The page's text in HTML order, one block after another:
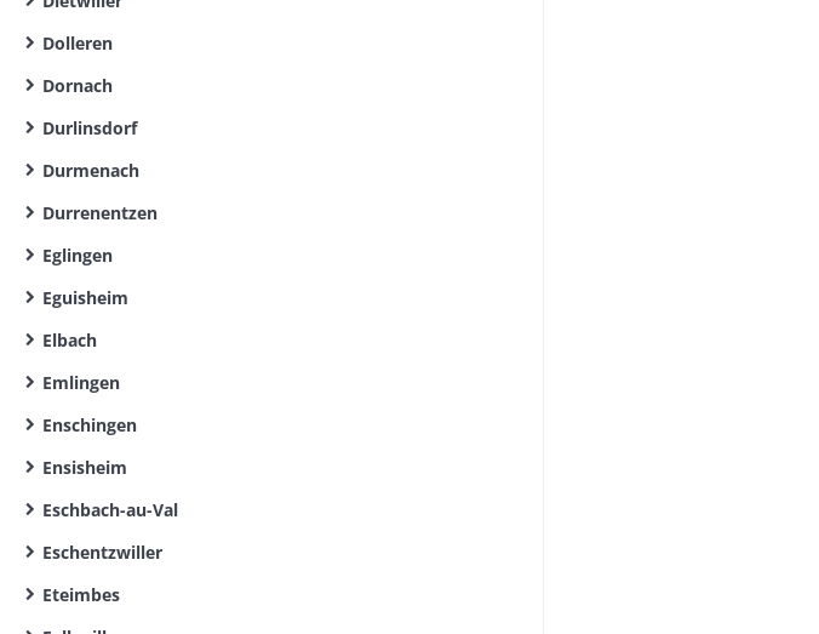
Dolleren
Dornach
Durlinsdorf
Durmenach
Durrenentzen
Eglingen
Eguisheim
Elbach
Emlingen
Enschingen
Ensisheim
Eschbach-au-Val
Eschentzwiller
Eteimbes